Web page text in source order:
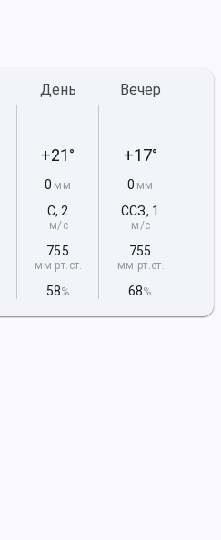
День
+21°
0 мм
С, 2
м/с
755
мм рт.ст.
58%
Вечер
+17°
0 мм
ССЗ, 1
м/с
755
мм рт.ст.
68%